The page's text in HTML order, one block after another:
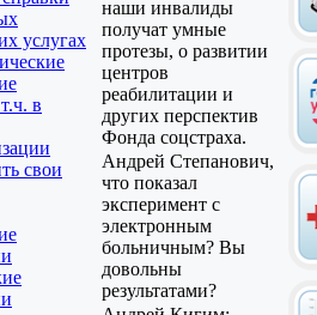
услугах
в
свои
наши инвалиды
получат умные
протезы, о развитии
центров
реабилитации и
других перспектив
Фонда соцстраха.
Андрей Степанович,
что показал
эксперимент с
электронным
больничным? Вы
довольны
результатами?